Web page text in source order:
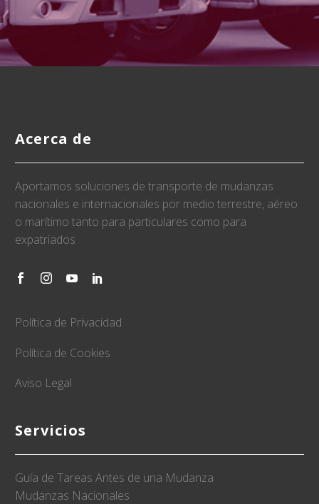
Acerca de
Aportamos soluciones de transporte de mudanzas
nacionales e internacionales por medio terrestre, aéreo
o marítimo tanto para particulares como para
expatriados
Política de Privacidad
Política de Cookies
Aviso Legal
Servicios
Guía de Tareas Antes de una Mudanza
Mudanzas Nacionales